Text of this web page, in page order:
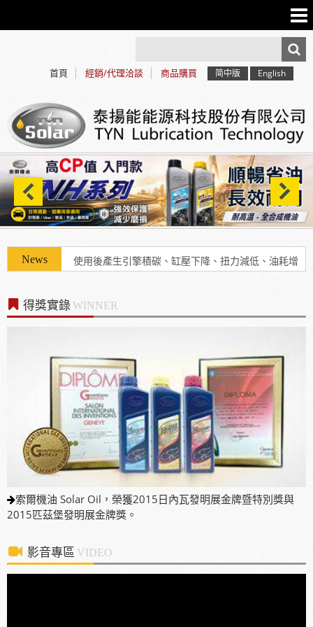
首頁 經銷/代理洽談 商品購買 简中版 English
使用後產生引擎積碳、缸壓下降、扭力減低、油耗增
2025年7月13日受KBS京都電視台邀請採訪，廣受日
使用「泰揚能 Solar 索爾機油」可有效解決車輛經年
使用後產生引擎積碳、缸壓下降、扭力減低、油耗增
加等現象
2025年7月13日受KBS京都電視台邀請採訪，廣受日
本當地通路詢問洽談進駐。
得獎實錄WINNER
索爾機油 Solar Oil，榮獲2015日內瓦發明展金牌暨特別獎與
2015匹茲堡發明展金牌獎。
影音專區 VIDEO